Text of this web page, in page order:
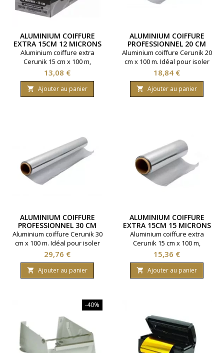
ALUMINIUM COIFFURE
EXTRA 15CM 12 MICRONS
Aluminium coiffure extra
Cerunik 15 cm x 100 m,
épaisseur 12 microns. Idéal
pour mèches et colorations.
Qualité professionnelle pour
une diffusion thermique
Prix
13,08 €
 Ajouter au panier
ALUMINIUM COIFFURE
PROFESSIONNEL 20 CM
Aluminium coiffure Cerunik 20
cm x 100 m. Idéal pour isoler
les mèches et diffuser la
chaleur de manière
homogène lors des
colorations.
Prix
18,84 €
 Ajouter au panier
ALUMINIUM COIFFURE
PROFESSIONNEL 30 CM
Aluminium coiffure Cerunik 30
cm x 100 m. Idéal pour isoler
les mèches et diffuser la
chaleur de manière
homogène lors des
colorations.
Prix
29,76 €
 Ajouter au panier
ALUMINIUM COIFFURE
EXTRA 15CM 15 MICRONS
Aluminium coiffure extra
Cerunik 15 cm x 100 m,
épaisseur 15 microns. Idéal
pour mèches et colorations.
Qualité professionnelle pour
une diffusion thermique
Prix
15,36 €
 Ajouter au panier
-40%